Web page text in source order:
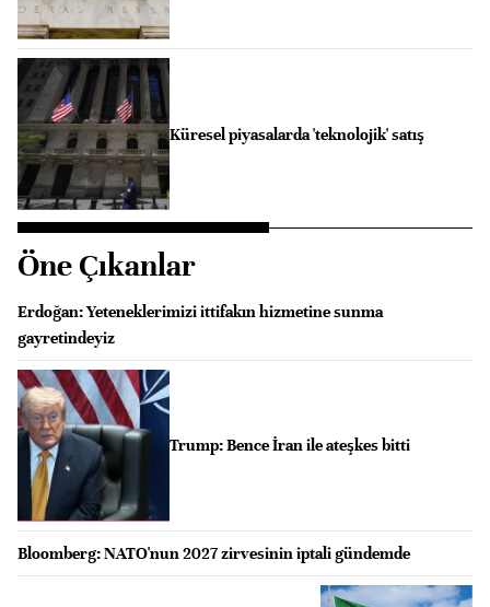
Küresel piyasalarda 'teknolojik' satış
Öne Çıkanlar
Erdoğan: Yeteneklerimizi ittifakın hizmetine sunma
gayretindeyiz
Trump: Bence İran ile ateşkes bitti
Bloomberg: NATO'nun 2027 zirvesinin iptali gündemde